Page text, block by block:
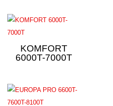
KOMFORT
6000T-7000T